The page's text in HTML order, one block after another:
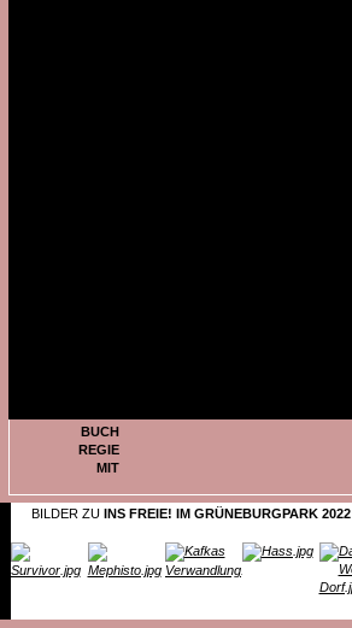
BUCH
REGIE
MIT
BILDER ZU INS FREIE! IM GRÜNEBURGPARK 2022